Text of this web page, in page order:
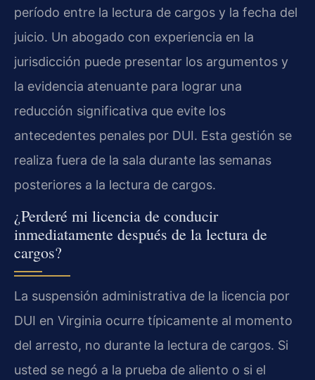
período entre la lectura de cargos y la fecha del
juicio. Un abogado con experiencia en la
jurisdicción puede presentar los argumentos y
la evidencia atenuante para lograr una
reducción significativa que evite los
antecedentes penales por DUI. Esta gestión se
realiza fuera de la sala durante las semanas
posteriores a la lectura de cargos.
¿Perderé mi licencia de conducir
inmediatamente después de la lectura de
cargos?
La suspensión administrativa de la licencia por
DUI en Virginia ocurre típicamente al momento
del arresto, no durante la lectura de cargos. Si
usted se negó a la prueba de aliento o si el